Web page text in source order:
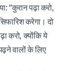
करेगा। दो
करो, क्योंकि ये
वालों के लिए